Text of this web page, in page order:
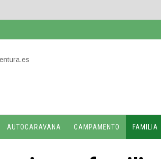
AUTOCARAVANA CAMPAMENTO FAMILIA